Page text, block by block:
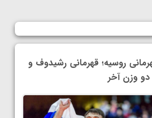
روسیه؛ قهرمانی رشیدوف و
دو وزن آخر